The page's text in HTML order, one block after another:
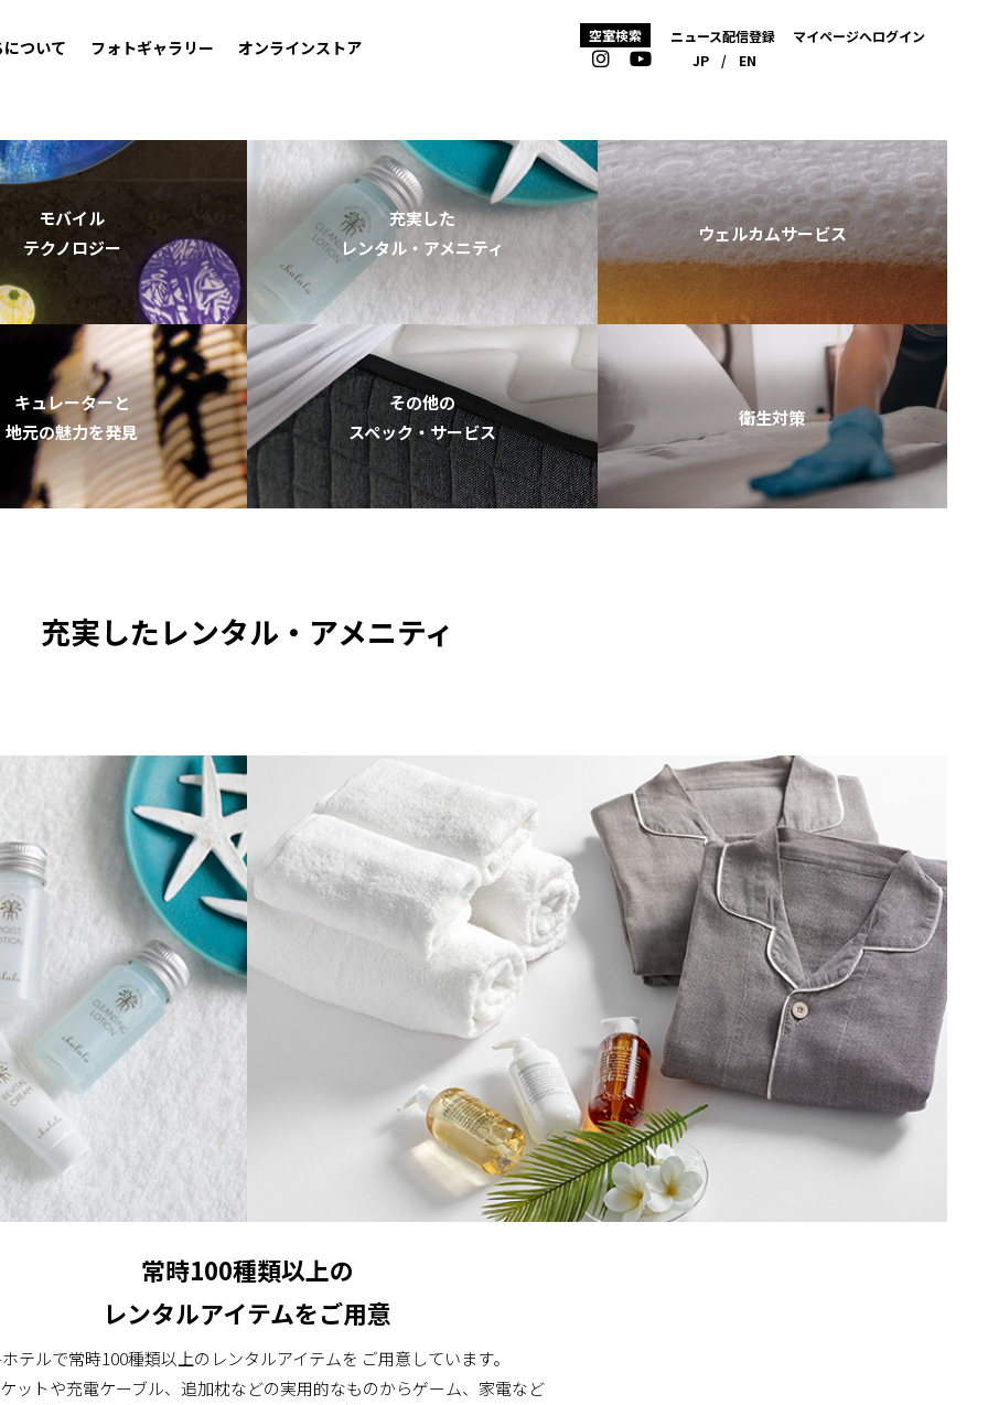
ついて フォトギャラリー オンラインストア
空室検索 ニュース配信登録
マイページへログイン
JP
/ EN
モバイル
テクノロジー
充実した
レンタル・アメニティ
ウェルカムサービス
キュレーターと
地元の魅力を発見
その他の
スペック・サービス
衛生対策
充実したレンタル・アメニティ
常時100種類以上の
レンタルアイテムをご用意
テルで常時100種類以上のレンタルアイテムを ご用意しています。
ットや充電ケーブル、追加枕などの実用的なものからゲーム、家電など